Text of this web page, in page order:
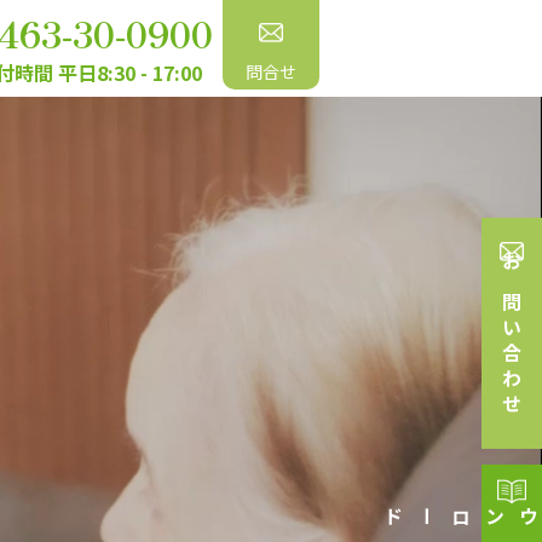
30-0900
時間 平日8:30 - 17:00 問合せ
お問い合わせ
資料ダウンロード